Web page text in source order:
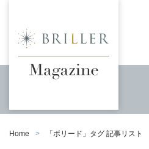
Home 「 ボリード 」タグ 記事リスト